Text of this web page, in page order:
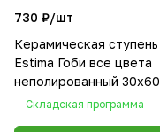
730 ₽/шт
Керамическая ступень
Estima Гоби все цвета
неполированный 30х60
Складская программа